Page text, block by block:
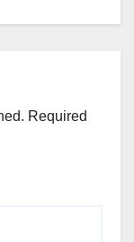
Required